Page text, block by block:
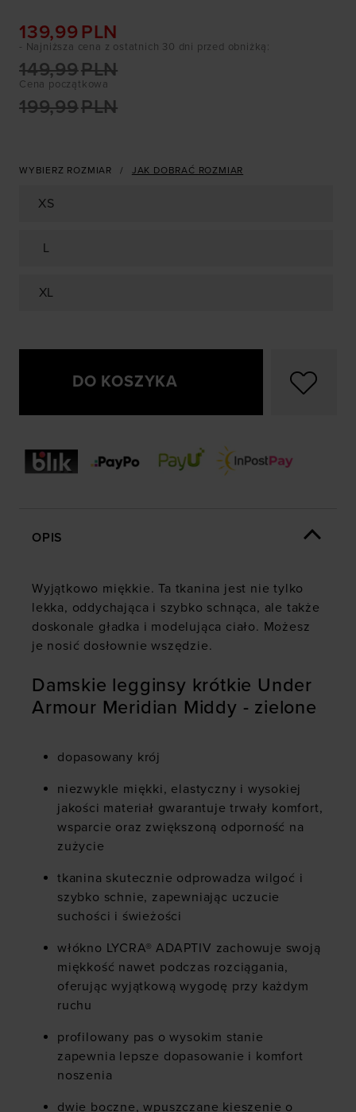
139,99 PLN
Cena początkowa
199,99PLN
149,99PLN
- Najniższa cena z ostatnich 30 dni przed obniżką:
WYBIERZ ROZMIAR JAK DOBRAĆ ROZMIAR
XS
L
XL
DO KOSZYKA
OPIS
Wyjątkowo miękkie. Ta tkanina jest nie tylko
lekka, oddychająca i szybko schnąca, ale także
doskonale gładka i modelująca ciało. Możesz
je nosić dosłownie wszędzie.
Damskie legginsy krótkie Under
Armour Meridian Middy - zielone
dopasowany krój
niezwykle miękki, elastyczny i wysokiej
jakości materiał gwarantuje trwały komfort,
wsparcie oraz zwiększoną odporność na
zużycie
tkanina skutecznie odprowadza wilgoć i
szybko schnie, zapewniając uczucie
suchości i świeżości
włókno LYCRA® ADAPTIV zachowuje swoją
miękkość nawet podczas rozciągania,
oferując wyjątkową wygodę przy każdym
ruchu
profilowany pas o wysokim stanie
zapewnia lepsze dopasowanie i komfort
noszenia
dwie boczne, wpuszczane kieszenie o